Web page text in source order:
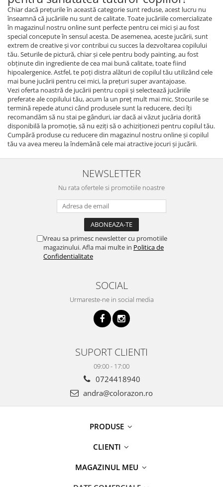
Chiar dacă preţurile în această categorie sunt reduse, acest lucru nu
înseamnă că jucăriile nu sunt de calitate. Toate jucăriile comercializate
în magazinul nostru online sunt perfecte pentru cei mici şi au fost
special concepute în sensul acesta. De asemenea, aceste jucării, sunt
extrem de creative şi vor contribui cu succes la dezvoltarea copilului
tău. Seturile de pictură, chiar şi cele pentru body painting, au fost
obţinute din ingrediente de cea mai bună calitate, toate fiind
hipoalergenice. Astfel, te poţi distra alături de copilul tău utilizând cele
mai bune jucării pentru cei mici, la preţuri super avantajoase.
Vezi oferta noastră de jucării pentru copii şi selectează jucăriile
preferate ale copilului tău, acum la un preţ mult mai mic. Stocurile se
termină repede atunci când produsele sunt la reducere, deci îţi
recomandăm să nu stai pe gânduri, iar dacă ai văzut jucăria dorită
disponibilă la promoţie, să nu eziţi să o achiziţionezi pentru copilul tău.
Cumpără produse cu reducere din magazinul nostru online şi copilul
tău va avea mereu la îndemână cele mai atractive jocuri şi jucării.
NEWSLETTER
Nu rata ofertele si promotiile noastre
Vreau sa primesc newsletter cu promotiile
magazinului. Afla mai multe in Politica de
Confidentialitate
SOCIAL
Urmareste-ne in social media
SUPORT CLIENTI
09:00 - 17:00
0724418940
andra@colorazon.ro
PRODUSE
CLIENTI
MAGAZINUL MEU